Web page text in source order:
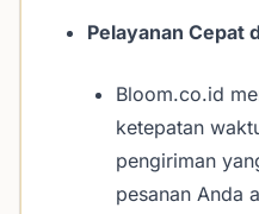
Pelayanan Cepat
Bloom.co.id
ketepatan
pengiriman
pesanan Anda